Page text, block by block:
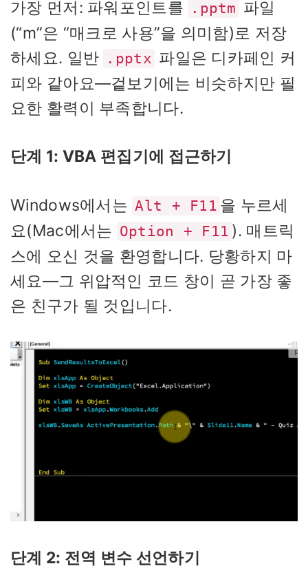
가장 먼저: 파워포인트를 .pptm 파일
(“m”은 “매크로 사용”을 의미함)로 저장
하세요. 일반
.pptx 파일은 디카페인 커
피와 같아요—겉보기에는 비슷하지만 필
요한 활력이 부족합니다.
단계 1: VBA 편집기에 접근하기
Windows에서는 Alt + F11 을 누르세
요(Mac에서는 Option + F11 ). 매트릭
스에 오신 것을 환영합니다. 당황하지 마
세요—그 위압적인 코드 창이 곧 가장 좋
은 친구가 될 것입니다.
단계 2: 전역 변수 선언하기